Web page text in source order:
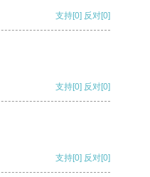
支持[0] 反对[0]
支持[0] 反对[0]
支持[0] 反对[0]